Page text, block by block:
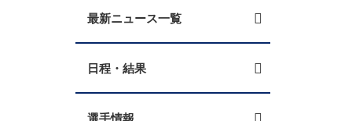
最新ニュース一覧
日程・結果